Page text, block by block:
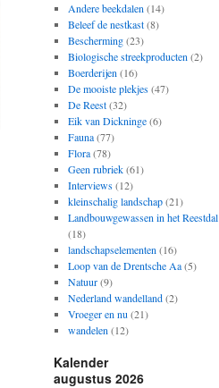
Andere beekdalen (14)
Beleef de nestkast(8)
Bescherming(23)
Biologische streekproducten (2)
Boerderijen (16)
De mooiste plekjes(47)
De Reest(32)
Eik van Dickninge(6)
Fauna(77)
Flora(78)
Geen rubriek(61)
Interviews(12)
kleinschalig landschap(21)
Landbouwgewassen in het Reestdal
(18)
landschapselementen (16)
Loop van de Drentsche Aa(5)
Natuur(9)
Nederland wandelland(2)
Vroeger en nu (21)
wandelen (12)
Kalender
augustus 2026